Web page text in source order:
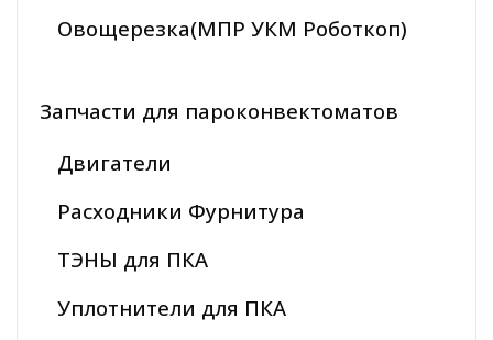
Овощерезка(МПР УКМ Роботкоп)
Запчасти для пароконвектоматов
Двигатели
Расходники Фурнитура
ТЭНЫ для ПКА
Уплотнители для ПКА